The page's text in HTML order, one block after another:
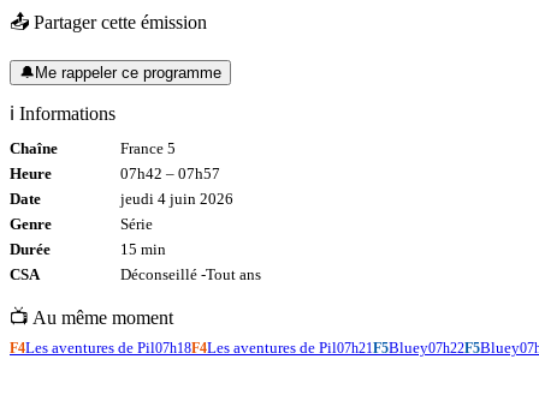
📤 Partager cette émission
🔔Me rappeler ce programme
ℹ️ Informations
Chaîne
France 5
Heure
07h42 – 07h57
Date
jeudi 4 juin 2026
Genre
Série
Durée
15 min
CSA
Déconseillé -Tout ans
📺 Au même moment
F4Les aventures de Pil07h18F4Les aventures de Pil07h21F5Bluey07h22F5Bluey